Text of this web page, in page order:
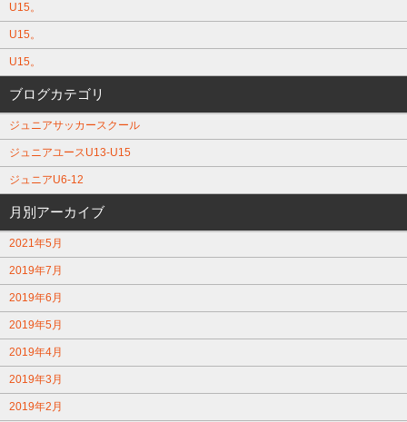
U15。
U15。
U15。
ブログカテゴリ
ジュニアサッカースクール
ジュニアユースU13-U15
ジュニアU6-12
月別アーカイブ
2021年5月
2019年7月
2019年6月
2019年5月
2019年4月
2019年3月
2019年2月